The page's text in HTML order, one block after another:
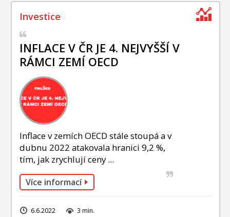
INFLACE V ČR JE 4. NEJVYŠŠÍ V
RÁMCI ZEMÍ OECD
Inflace v zemích OECD stále stoupá a v
dubnu 2022 atakovala hranici 9,2 %,
tím, jak zrychlují ceny ...
Více informací
6.6.2022 3 min.